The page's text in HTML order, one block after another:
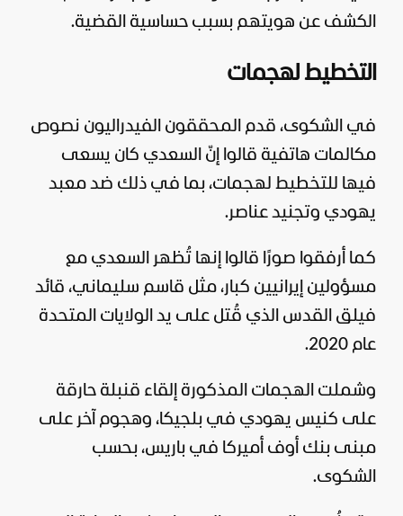
الكشف عن هويتهم بسبب حساسية القضية.
التخطيط لهجمات
في الشكوى، قدم المحققون الفيدراليون نصوص
مكالمات هاتفية قالوا إنّ السعدي كان يسعى
فيها للتخطيط لهجمات، بما في ذلك ضد معبد
يهودي وتجنيد عناصر.
كما أرفقوا صورًا قالوا إنها تُظهر السعدي مع
مسؤولين إيرانيين كبار، مثل قاسم سليماني، قائد
فيلق القدس الذي قُتل على يد الولايات المتحدة
عام 2020.
وشملت الهجمات المذكورة إلقاء قنبلة حارقة
على كنيس يهودي في بلجيكا، وهجوم آخر على
مبنى بنك أوف أميركا في باريس، بحسب
الشكوى.